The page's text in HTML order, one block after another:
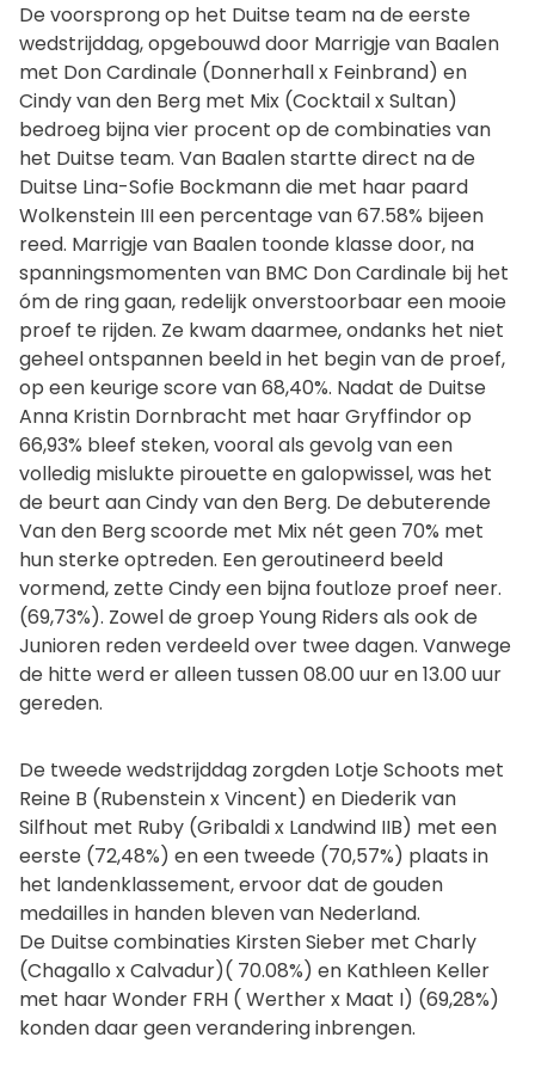
De voorsprong op het Duitse team na de eerste
wedstrijddag, opgebouwd door Marrigje van Baalen
met Don Cardinale (Donnerhall x Feinbrand) en
Cindy van den Berg met Mix (Cocktail x Sultan)
bedroeg bijna vier procent op de combinaties van
het Duitse team. Van Baalen startte direct na de
Duitse Lina-Sofie Bockmann die met haar paard
Wolkenstein III een percentage van 67.58% bijeen
reed. Marrigje van Baalen toonde klasse door, na
spanningsmomenten van BMC Don Cardinale bij het
óm de ring gaan, redelijk onverstoorbaar een mooie
proef te rijden. Ze kwam daarmee, ondanks het niet
geheel ontspannen beeld in het begin van de proef,
op een keurige score van 68,40%. Nadat de Duitse
Anna Kristin Dornbracht met haar Gryffindor op
66,93% bleef steken, vooral als gevolg van een
volledig mislukte pirouette en galopwissel, was het
de beurt aan Cindy van den Berg. De debuterende
Van den Berg scoorde met Mix nét geen 70% met
hun sterke optreden. Een geroutineerd beeld
vormend, zette Cindy een bijna foutloze proef neer.
(69,73%). Zowel de groep Young Riders als ook de
Junioren reden verdeeld over twee dagen. Vanwege
de hitte werd er alleen tussen 08.00 uur en 13.00 uur
gereden.
De tweede wedstrijddag zorgden Lotje Schoots met
Reine B (Rubenstein x Vincent) en Diederik van
Silfhout met Ruby (Gribaldi x Landwind IIB) met een
eerste (72,48%) en een tweede (70,57%) plaats in
het landenklassement, ervoor dat de gouden
medailles in handen bleven van Nederland.
De Duitse combinaties Kirsten Sieber met Charly
(Chagallo x Calvadur)( 70.08%) en Kathleen Keller
met haar Wonder FRH ( Werther x Maat I) (69,28%)
konden daar geen verandering inbrengen.